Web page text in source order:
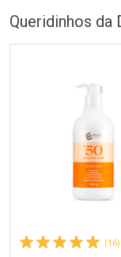
Queridinhos da
(16)